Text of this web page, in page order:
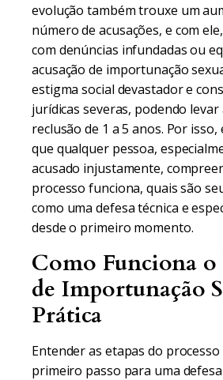
evolução também trouxe um
número de acusações, e com
com denúncias infundadas ou
acusação de importunação
estigma social devastador e
jurídicas severas, podendo levar
reclusão de 1 a 5 anos. Por
que qualquer pessoa,
acusado injustamente,
processo funciona, quais são
como uma defesa técnica e
desde o primeiro momento.
Como Funciona o
de Importunação
Prática
Entender as etapas do
primeiro passo para uma defesa